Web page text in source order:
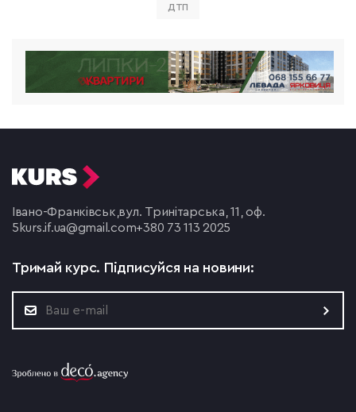
ДТП
Івано-Франківськ,вул. Тринітарська, 11, оф.
5 kurs.if.ua@gmail.com+380 73 113 2025
Тримай курс. Підписуйся на новини: